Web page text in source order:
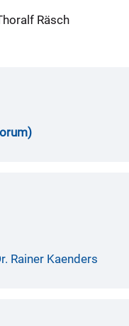
Räsch
Rainer Kaenders